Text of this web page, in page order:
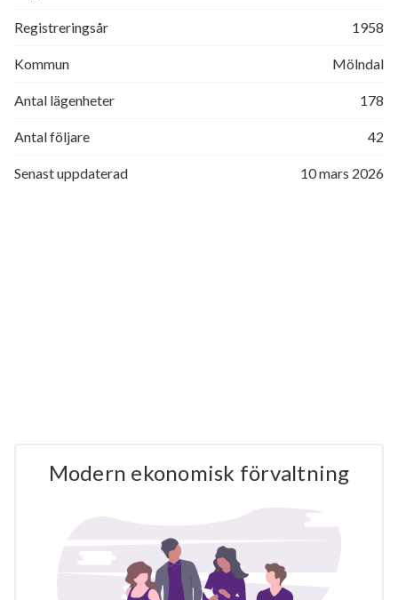
Registreringsår 1958
Kommun Mölndal
Antal lägenheter 178
Antal följare 42
Senast uppdaterad 10 mars 2026
Modern ekonomisk förvaltning